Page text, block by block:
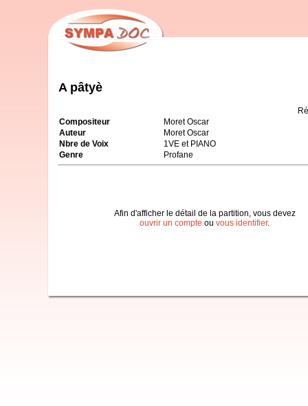
A pâtyè
Compositeur
Moret Oscar
Auteur
Moret Oscar
Nbre de Voix
1VE et PIANO
Genre
Profane
Afin d'afficher le détail de la partition, vous devez
ouvrir un compte ou vous identifier.